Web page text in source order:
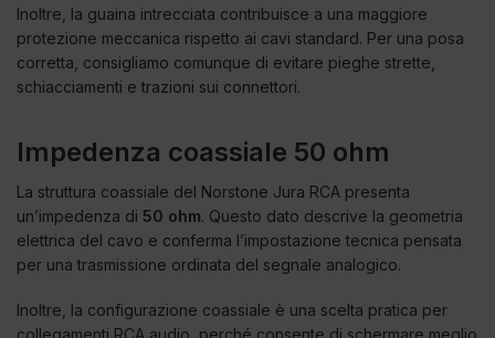
Inoltre, la guaina intrecciata contribuisce a una maggiore
protezione meccanica rispetto ai cavi standard. Per una posa
corretta, consigliamo comunque di evitare pieghe strette,
schiacciamenti e trazioni sui connettori.
Impedenza coassiale 50 ohm
La struttura coassiale del Norstone Jura RCA presenta
un’impedenza di 50 ohm. Questo dato descrive la geometria
elettrica del cavo e conferma l’impostazione tecnica pensata
per una trasmissione ordinata del segnale analogico.
Inoltre, la configurazione coassiale è una scelta pratica per